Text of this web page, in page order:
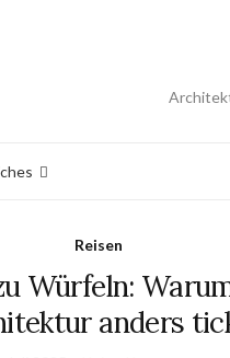
Reisen
Würfeln:
anders